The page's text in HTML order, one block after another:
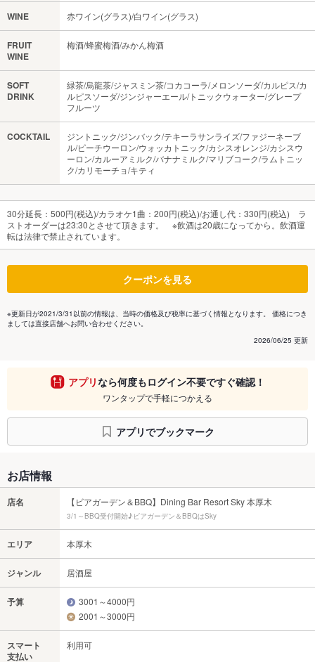
WINE 赤ワイン(グラス)/白ワイン(グラス)
FRUIT
WINE
梅酒/蜂蜜梅酒/みかん梅酒
SOFT
DRINK
緑茶/烏龍茶/ジャスミン茶/コカコーラ/メロンソーダ/カルピス/カ
ルピスソーダ/ジンジャーエール/トニックウォーター/グレープ
フルーツ
COCKTAIL
ジントニック/ジンバック/テキーラサンライズ/ファジーネーブ
ル/ピーチウーロン/ウォッカトニック/カシスオレンジ/カシスウ
ーロン/カルーアミルク/バナナミルク/マリブコーク/ラムトニッ
ク/カリモーチョ/キティ
30分延長：500円(税込)/カラオケ1曲：200円(税込)/お通し代：330円(税込) ラ
ストオーダーは23:30とさせて頂きます。 ※飲酒は20歳になってから。飲酒運
転は法律で禁止されています。
クーポンを見る
※更新日が2021/3/31以前の情報は、当時の価格及び税率に基づく情報となります。 価格につき
ましては直接店舗へお問い合わせください。
2026/06/25 更新
アプリなら何度もログイン不要ですぐ確認！
ワンタップで手軽につかえる
アプリでブックマーク
お店情報
店名 【ビアガーデン＆BBQ】Dining Bar Resort Sky 本厚木
3/1～BBQ受付開始♪ビアガーデン＆BBQはSky
エリア 本厚木
ジャンル 居酒屋
予算
3001～4000円
2001～3000円
スマート
支払い
利用可